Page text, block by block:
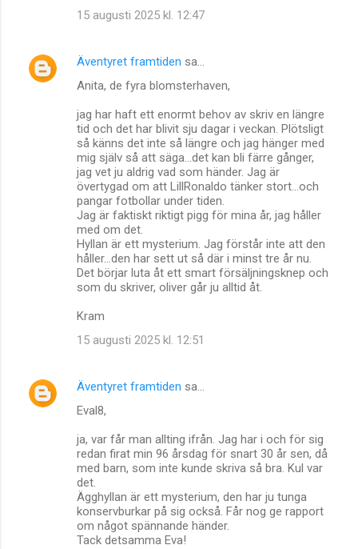
15 augusti 2025 kl. 12:47
Äventyret framtiden sa…
Anita, de fyra blomsterhaven,
jag har haft ett enormt behov av skriv en längre
tid och det har blivit sju dagar i veckan. Plötsligt
så känns det inte så längre och jag hänger med
mig själv så att säga...det kan bli färre gånger,
jag vet ju aldrig vad som händer. Jag är
övertygad om att LillRonaldo tänker stort...och
pangar fotbollar under tiden.
Jag är faktiskt riktigt pigg för mina år, jag håller
med om det.
Hyllan är ett mysterium. Jag förstår inte att den
håller...den har sett ut så där i minst tre år nu.
Det börjar luta åt ett smart försäljningsknep och
som du skriver, oliver går ju alltid åt.
Kram
15 augusti 2025 kl. 12:51
Äventyret framtiden sa…
Eval8,
ja, var får man allting ifrån. Jag har i och för sig
redan firat min 96 årsdag för snart 30 år sen, då
med barn, som inte kunde skriva så bra. Kul var
det.
Ägghyllan är ett mysterium, den har ju tunga
konservburkar på sig också. Får nog ge rapport
om något spännande händer.
Tack detsamma Eva!